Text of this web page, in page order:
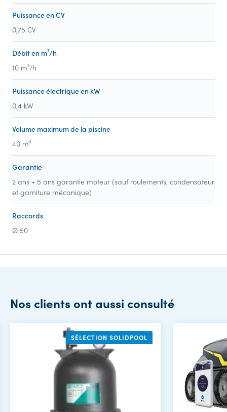
Puissance en CV
0,75 CV
Débit en m³/h
10 m³/h
Puissance électrique en kW
0,4 kW
Volume maximum de la piscine
40 m³
Garantie
2 ans + 5 ans garantie moteur (sauf roulements, condensateur
et garniture mécanique)
Raccords
Ø 50
Nos clients ont aussi consulté
SÉLECTION SOLIDPOOL